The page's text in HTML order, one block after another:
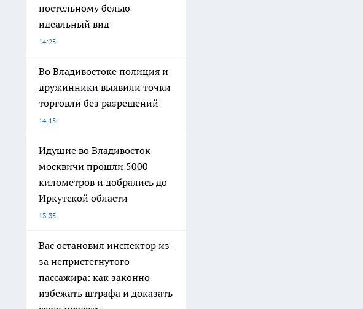
постельному белью
идеальный вид
14:25
Во Владивостоке полиция и
дружинники выявили точки
торговли без разрешений
14:15
Идущие во Владивосток
москвичи прошли 5000
километров и добрались до
Иркутской области
13:35
Вас остановил инспектор из-
за непристегнутого
пассажира: как законно
избежать штрафа и доказать